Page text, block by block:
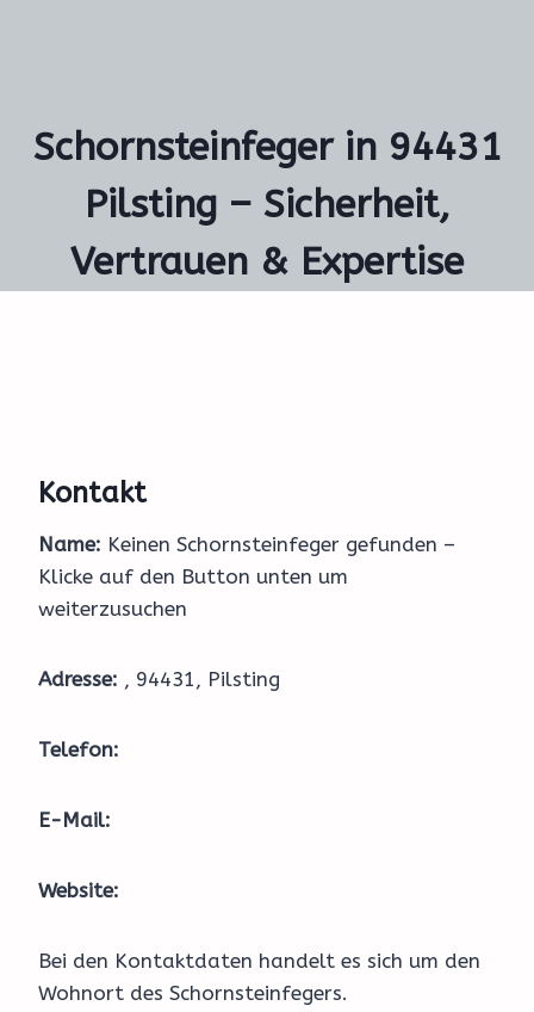
Schornsteinfeger in 94431
Pilsting – Sicherheit,
Vertrauen & Expertise
Kontakt
Name: Keinen Schornsteinfeger gefunden –
Klicke auf den Button unten um
weiterzusuchen
Adresse: , 94431, Pilsting
Telefon:
E-Mail:
Website:
Bei den Kontaktdaten handelt es sich um den
Wohnort des Schornsteinfegers.